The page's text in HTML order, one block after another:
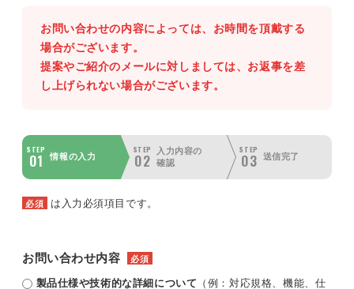
お問い合わせの内容によっては、お時間を頂戴する
場合がございます。
提案やご紹介のメールに対しましては、お返事を差
し上げられない場合がございます。
STEP
01 情報の入力
STEP
02
入力内容の
確認
STEP
03 送信完了
必須 は入力必須項目です。
お問い合わせ内容 必須
製品仕様や技術的な詳細について （例：対応規格、機能、仕